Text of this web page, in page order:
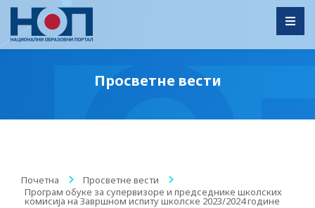
Просветне вести
Почетна / Просветне вести
/
Програм обуке за супервизоре и председнике школских
комисија на Завршном испиту школске 2023/2024 године